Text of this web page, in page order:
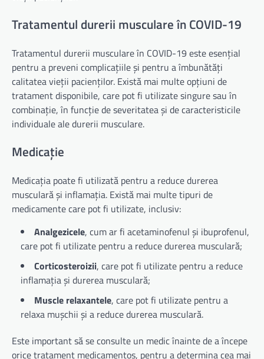
Tratamentul durerii musculare în COVID-19
Tratamentul durerii musculare în COVID-19 este esențial
pentru a preveni complicațiile și pentru a îmbunătăți
calitatea vieții pacienților. Există mai multe opțiuni de
tratament disponibile, care pot fi utilizate singure sau în
combinație, în funcție de severitatea și de caracteristicile
individuale ale durerii musculare.
Medicație
Medicația poate fi utilizată pentru a reduce durerea
musculară și inflamația. Există mai multe tipuri de
medicamente care pot fi utilizate, inclusiv:
Analgezicele, cum ar fi acetaminofenul și ibuprofenul,
care pot fi utilizate pentru a reduce durerea musculară;
Corticosteroizii, care pot fi utilizate pentru a reduce
inflamația și durerea musculară;
Muscle relaxantele, care pot fi utilizate pentru a
relaxa mușchii și a reduce durerea musculară.
Este important să se consulte un medic înainte de a începe
orice tratament medicamentos, pentru a determina cea mai